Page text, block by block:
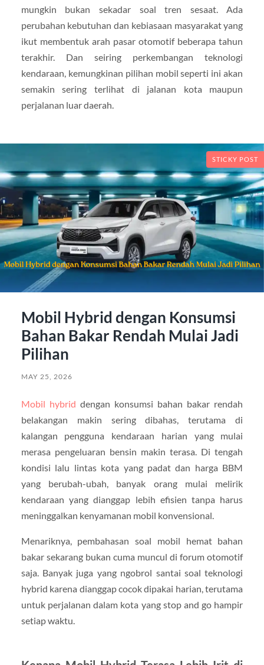
mungkin bukan sekadar soal tren sesaat. Ada
perubahan kebutuhan dan kebiasaan masyarakat yang
ikut membentuk arah pasar otomotif beberapa tahun
terakhir. Dan seiring perkembangan teknologi
kendaraan, kemungkinan pilihan mobil seperti ini akan
semakin sering terlihat di jalanan kota maupun
perjalanan luar daerah.
STICKY POST
Mobil Hybrid dengan Konsumsi
Bahan Bakar Rendah Mulai Jadi
Pilihan
MAY 25, 2026
Mobil hybrid dengan konsumsi bahan bakar rendah
belakangan makin sering dibahas, terutama di
kalangan pengguna kendaraan harian yang mulai
merasa pengeluaran bensin makin terasa. Di tengah
kondisi lalu lintas kota yang padat dan harga BBM
yang berubah-ubah, banyak orang mulai melirik
kendaraan yang dianggap lebih efisien tanpa harus
meninggalkan kenyamanan mobil konvensional.
Menariknya, pembahasan soal mobil hemat bahan
bakar sekarang bukan cuma muncul di forum otomotif
saja. Banyak juga yang ngobrol santai soal teknologi
hybrid karena dianggap cocok dipakai harian, terutama
untuk perjalanan dalam kota yang stop and go hampir
setiap waktu.